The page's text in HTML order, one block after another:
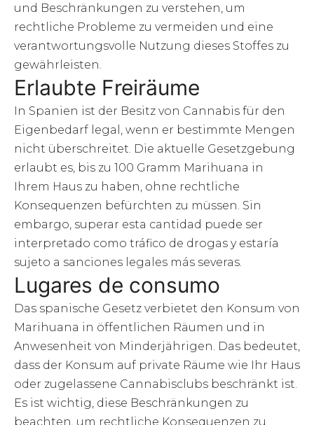
und Beschränkungen zu verstehen, um
rechtliche Probleme zu vermeiden und eine
verantwortungsvolle Nutzung dieses Stoffes zu
gewährleisten.
Erlaubte Freiräume
In Spanien ist der Besitz von Cannabis für den
Eigenbedarf legal, wenn er bestimmte Mengen
nicht überschreitet. Die aktuelle Gesetzgebung
erlaubt es, bis zu 100 Gramm Marihuana in
Ihrem Haus zu haben, ohne rechtliche
Konsequenzen befürchten zu müssen. Sin
embargo, superar esta cantidad puede ser
interpretado como tráfico de drogas y estaría
sujeto a sanciones legales más severas.
Lugares de consumo
Das spanische Gesetz verbietet den Konsum von
Marihuana in öffentlichen Räumen und in
Anwesenheit von Minderjährigen. Das bedeutet,
dass der Konsum auf private Räume wie Ihr Haus
oder zugelassene Cannabisclubs beschränkt ist.
Es ist wichtig, diese Beschränkungen zu
beachten, um rechtliche Konsequenzen zu